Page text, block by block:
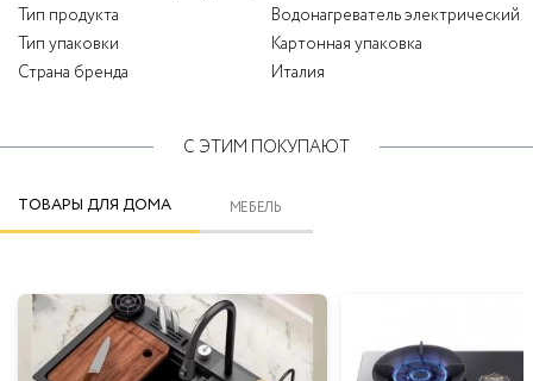
Тип продукта
Водонагреватель электрический
Тип упаковки
Картонная упаковка
Страна бренда
Италия
С ЭТИМ ПОКУПАЮТ
ТОВАРЫ ДЛЯ ДОМА МЕБЕЛЬ